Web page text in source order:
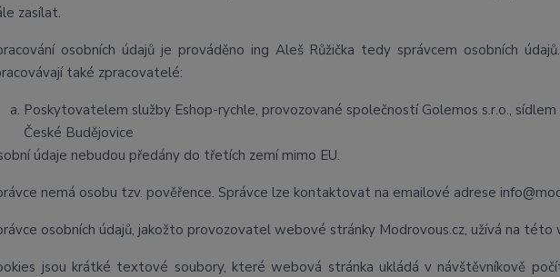
zasílat.
osobních údajů je prováděno ing Aleš Růžička tedy správcem osobních
také zpracovatelé:
Poskytovatelem služby Eshop-rychle, provozované společností Golemos s.r.o.,
České Budějovice
údaje nebudou předány do třetích zemí mimo EU.
nemá osobu tzv. pověřence. Správce lze kontaktovat na emailové adrese
osobních údajů, jakožto provozovatel webové stránky Modrovous.cz, užívá na
jsou krátké textové soubory, které webová stránka ukládá v návštěvníkově